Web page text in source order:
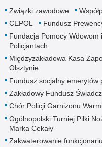
Związki zawodowe
CEPOL
Fundusz
Fundacja Pomocy Wdowom
Policjantach
Międzyzakładowa Kasa
Olsztynie
Fundusz socjalny emerytów
Zakładowy Fundusz
Chór Policji Garnizonu
Ogólnopolski Turniej Piłki
Marka Cekały
Zakwaterowanie